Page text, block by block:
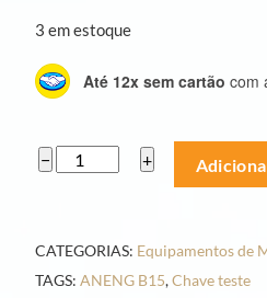
3 em estoque
Até 12x sem cartão com
−
ANENG
de
Fenda
+
CATEGORIAS: Equipamentos de
TAGS:ANENG B15,Chave teste